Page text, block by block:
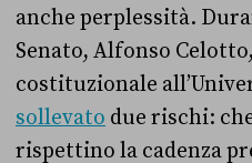
anche perplessità.
Senato, Alfonso
costituzionale
sollevato due rischi:
rispettino la cadenza